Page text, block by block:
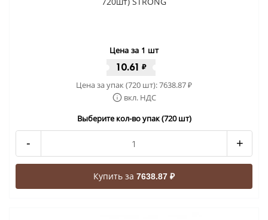
Цена за 1 шт
10.61 ₽
Цена за упак (720 шт):7638.87₽
вкл. НДС
Выберите кол-во упак (720 шт)
- +
Купить за 7638.87 ₽